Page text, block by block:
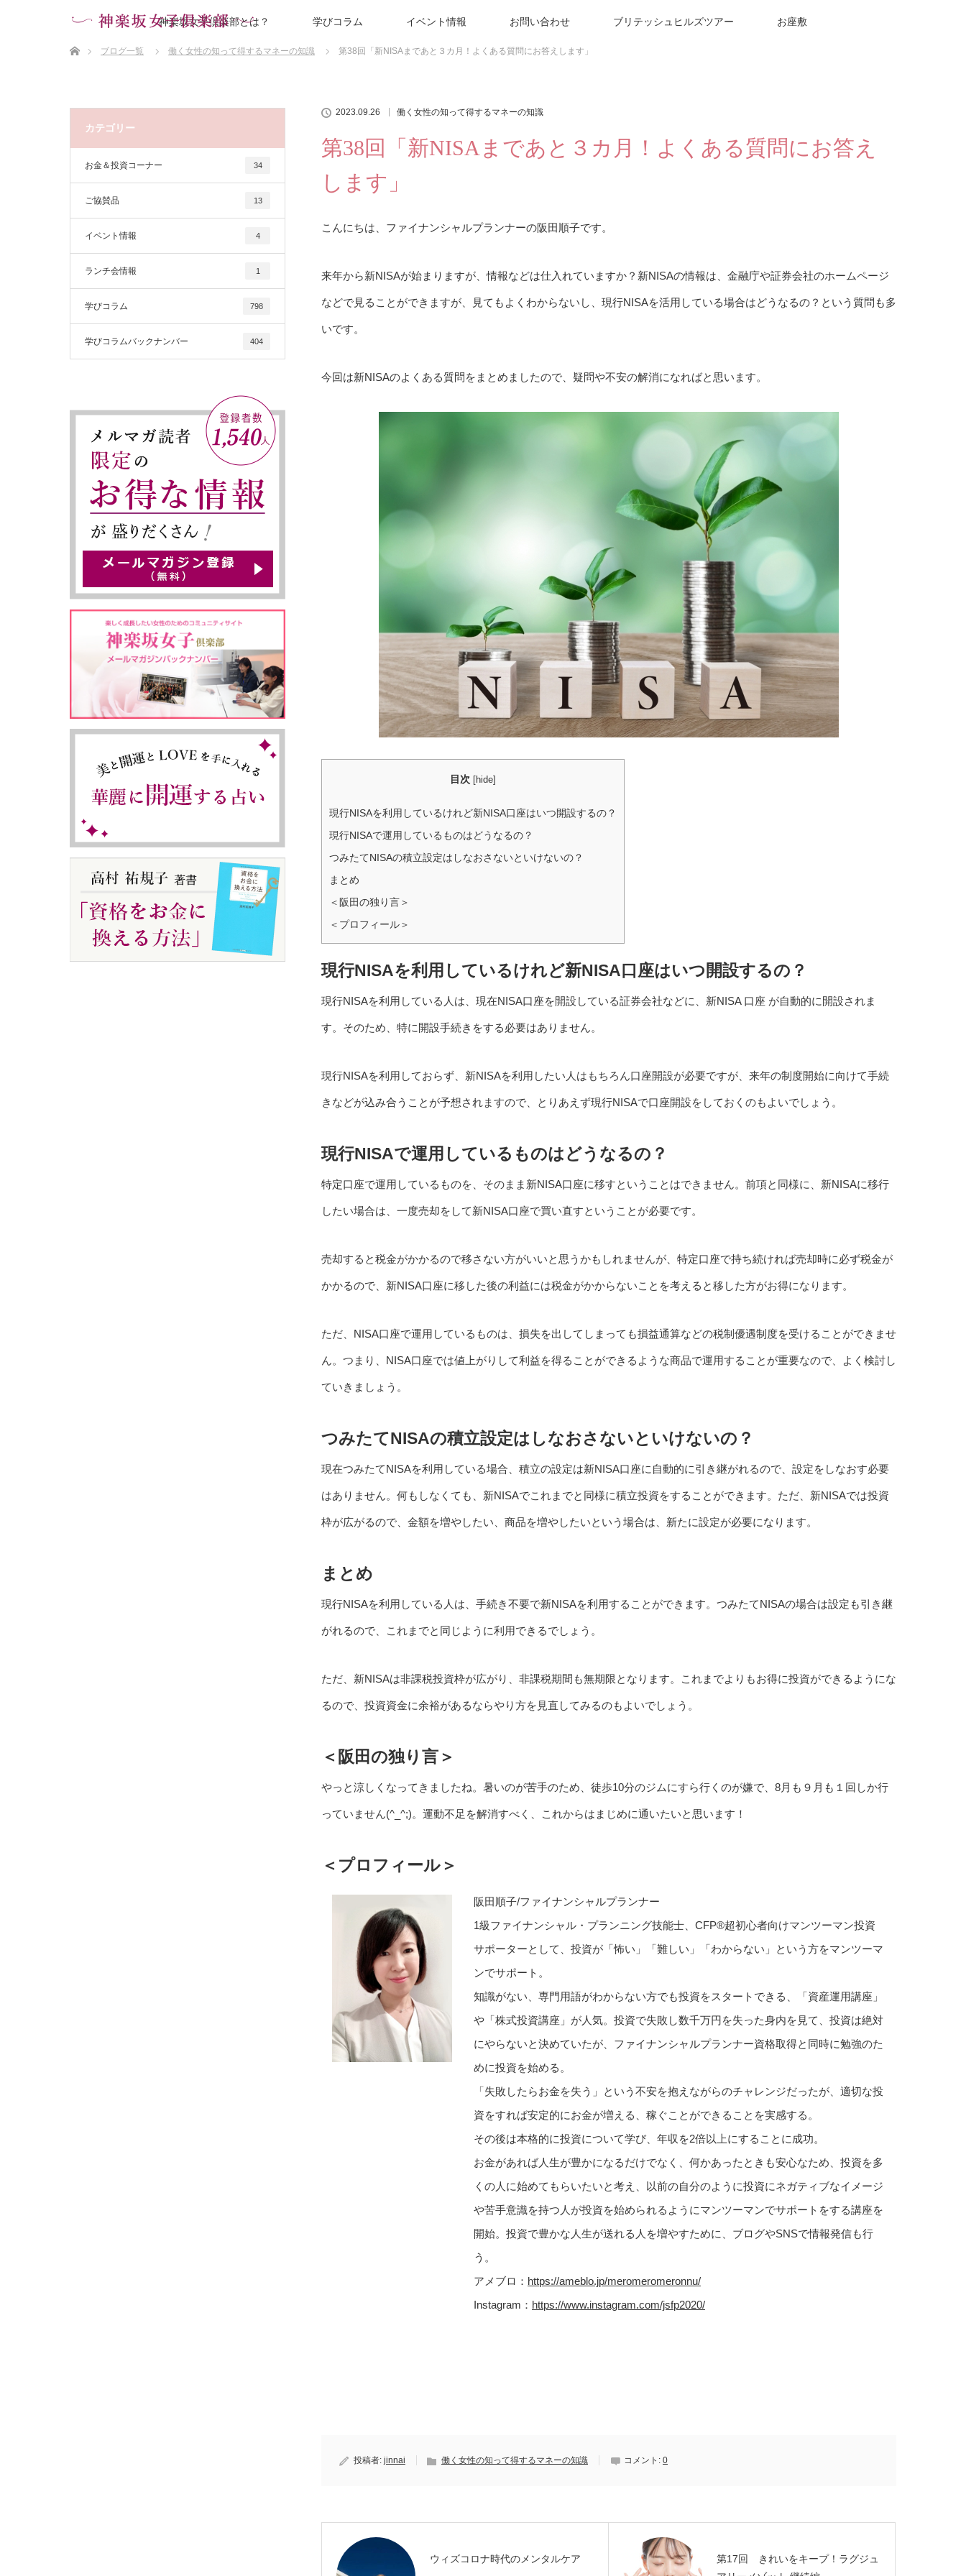
神楽坂女子倶楽部とは？ 学びコラム イベント情報 お問い合わせ ブリテッシュヒルズツアー お座敷
ブログ一覧
働く女性の知って得するマネーの知識 第38回「新NISAまであと３カ月！よくある質問にお答えします」
2023.09.26 働く女性の知って得するマネーの知識
第38回「新NISAまであと３カ月！よくある質問にお答え
します」
こんにちは、ファイナンシャルプランナーの阪田順子です。
来年から新NISAが始まりますが、情報などは仕入れていますか？新NISAの情報は、金融庁や証券会社のホームページ
などで見ることができますが、見てもよくわからないし、現行NISAを活用している場合はどうなるの？という質問も多
いです。
今回は新NISAのよくある質問をまとめましたので、疑問や不安の解消になればと思います。
目次 [hide]
現行NISAを利用しているけれど新NISA口座はいつ開設するの？
現行NISAで運用しているものはどうなるの？
つみたてNISAの積立設定はしなおさないといけないの？
まとめ
＜阪田の独り言＞
＜プロフィール＞
現行NISAを利用しているけれど新NISA口座はいつ開設するの？
現行NISAを利用している人は、現在NISA口座を開設している証券会社などに、新NISA 口座 が自動的に開設されま
す。そのため、特に開設手続きをする必要はありません。
現行NISAを利用しておらず、新NISAを利用したい人はもちろん口座開設が必要ですが、来年の制度開始に向けて手続
きなどが込み合うことが予想されますので、とりあえず現行NISAで口座開設をしておくのもよいでしょう。
現行NISAで運用しているものはどうなるの？
特定口座で運用しているものを、そのまま新NISA口座に移すということはできません。前項と同様に、新NISAに移行
したい場合は、一度売却をして新NISA口座で買い直すということが必要です。
売却すると税金がかかるので移さない方がいいと思うかもしれませんが、特定口座で持ち続ければ売却時に必ず税金が
かかるので、新NISA口座に移した後の利益には税金がかからないことを考えると移した方がお得になります。
ただ、NISA口座で運用しているものは、損失を出してしまっても損益通算などの税制優遇制度を受けることができませ
ん。つまり、NISA口座では値上がりして利益を得ることができるような商品で運用することが重要なので、よく検討し
ていきましょう。
つみたてNISAの積立設定はしなおさないといけないの？
現在つみたてNISAを利用している場合、積立の設定は新NISA口座に自動的に引き継がれるので、設定をしなおす必要
はありません。何もしなくても、新NISAでこれまでと同様に積立投資をすることができます。ただ、新NISAでは投資
枠が広がるので、金額を増やしたい、商品を増やしたいという場合は、新たに設定が必要になります。
まとめ
現行NISAを利用している人は、手続き不要で新NISAを利用することができます。つみたてNISAの場合は設定も引き継
がれるので、これまでと同じように利用できるでしょう。
ただ、新NISAは非課税投資枠が広がり、非課税期間も無期限となります。これまでよりもお得に投資ができるようにな
るので、投資資金に余裕があるならやり方を見直してみるのもよいでしょう。
＜阪田の独り言＞
やっと涼しくなってきましたね。暑いのが苦手のため、徒歩10分のジムにすら行くのが嫌で、8月も９月も１回しか行
っていません(^_^;)。運動不足を解消すべく、これからはまじめに通いたいと思います！
＜プロフィール＞
阪田順子/ファイナンシャルプランナー
1級ファイナンシャル・プランニング技能士、CFP®超初心者向けマンツーマン投資
サポーターとして、投資が「怖い」「難しい」「わからない」という方をマンツーマ
ンでサポート。
知識がない、専門用語がわからない方でも投資をスタートできる、「資産運用講座」
や「株式投資講座」が人気。投資で失敗し数千万円を失った身内を見て、投資は絶対
にやらないと決めていたが、ファイナンシャルプランナー資格取得と同時に勉強のた
めに投資を始める。
「失敗したらお金を失う」という不安を抱えながらのチャレンジだったが、適切な投
資をすれば安定的にお金が増える、稼ぐことができることを実感する。
その後は本格的に投資について学び、年収を2倍以上にすることに成功。
お金があれば人生が豊かになるだけでなく、何かあったときも安心なため、投資を多
くの人に始めてもらいたいと考え、以前の自分のように投資にネガティブなイメージ
や苦手意識を持つ人が投資を始められるようにマンツーマンでサポートをする講座を
開始。投資で豊かな人生が送れる人を増やすために、ブログやSNSで情報発信も行
う。
アメブロ： https://ameblo.jp/meromeromeronnu/
Instagram： https://www.instagram.com/jsfp2020/
投稿者: jinnai 働く女性の知って得するマネーの知識 コメント: 0
ウィズコロナ時代のメンタルケア
第17回 きれいをキープ！ラグジュ
カテゴリー
お金＆投資コーナー 34
ご協賛品 13
イベント情報 4
ランチ会情報 1
学びコラム 798
学びコラムバックナンバー 404